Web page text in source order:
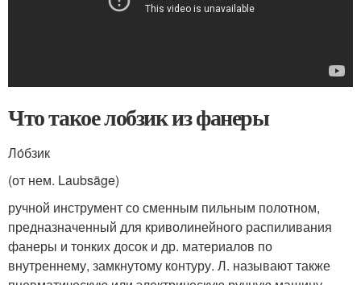
Что такое лобзик из фанеры
Ло́бзик
(от нем. Laubsäge)
ручной инструмент со сменным пильным полотном,
предназначенный для криволинейного распиливания
фанеры и тонких досок и др. материалов по
внутреннему, замкнутому контуру. Л. называют также